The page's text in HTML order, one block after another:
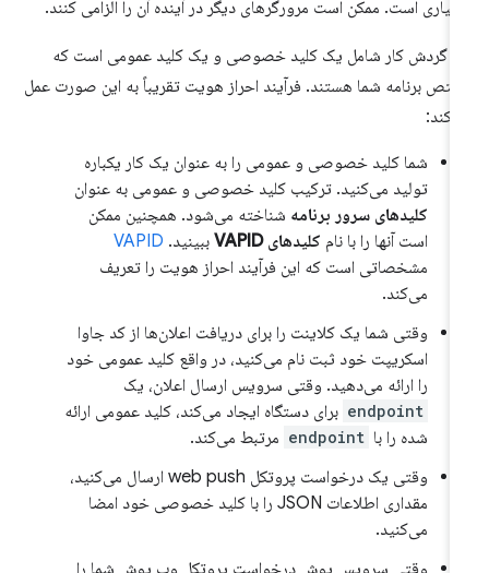
است. ممکن است مرورگرهای دیگر در آینده آن را الزامی کنند.
گردش کار شامل یک کلید خصوصی و یک کلید عمومی است که
برنامه شما هستند. فرآیند احراز هویت تقریباً به این صورت عمل
شما کلید خصوصی و عمومی را به عنوان یک کار یکباره
تولید می‌کنید. ترکیب کلید خصوصی و عمومی به عنوان
کلیدهای سرور برنامه شناخته می‌شود. همچنین ممکن
است آنها را با نام کلیدهای VAPID ببینید.VAPID
مشخصاتی است که این فرآیند احراز هویت را تعریف
می‌کند.
وقتی شما یک کلاینت را برای دریافت اعلان‌ها از کد جاوا
اسکریپت خود ثبت نام می‌کنید، در واقع کلید عمومی خود
را ارائه می‌دهید. وقتی سرویس ارسال اعلان، یک
endpoint برای دستگاه ایجاد می‌کند، کلید عمومی ارائه
شده را با
endpoint مرتبط می‌کند.
وقتی یک درخواست پروتکل web push ارسال می‌کنید،
مقداری اطلاعات JSON را با کلید خصوصی خود امضا
می‌کنید.
وقتی سرویس پوش درخواست پروتکل وب پوش شما را